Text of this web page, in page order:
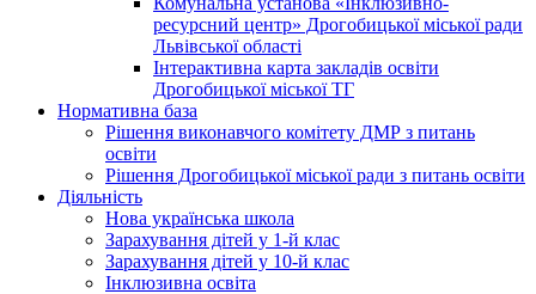
ресурсний центр» Дрогобицької міської ради
Львівської області
Інтерактивна карта закладів освіти
Дрогобицької міської ТГ
Нормативна база
Рішення виконавчого комітету ДМР з питань
освіти
Рішення Дрогобицької міської ради з питань освіти
Діяльність
Нова українська школа
Зарахування дітей у 1-й клас
Зарахування дітей у 10-й клас
Інклюзивна освіта